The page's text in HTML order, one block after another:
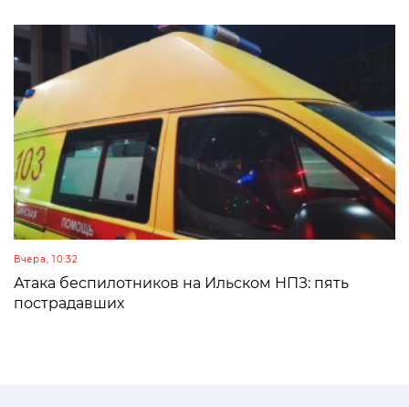
Вчера, 10:32
Атака беспилотников на Ильском НПЗ: пять
пострадавших